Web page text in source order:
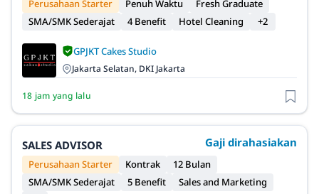
Perusahaan Starter Penuh Waktu
Fresh Graduate
SMA/SMK Sederajat
4 Benefit Hotel Cleaning +2
GPJKT Cakes Studio
Jakarta Selatan, DKI Jakarta
18 jam yang lalu
SALES ADVISOR Gaji dirahasiakan
Perusahaan Starter Kontrak
12 Bulan
SMA/SMK Sederajat
5 Benefit
Sales and Marketing